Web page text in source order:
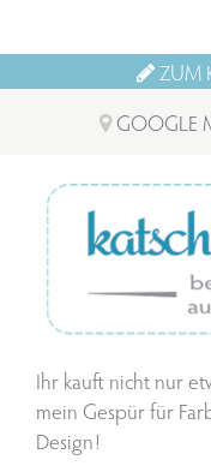
ZUM
GOOGLE
Ihr kauft nicht nur
mein Gespür für
Design!